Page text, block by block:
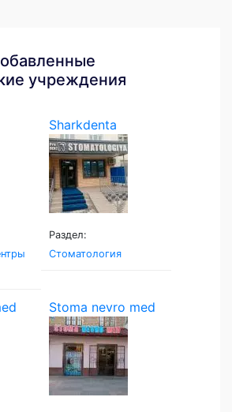
учреждения
Sharkdenta
Раздел:
Стоматология
Stoma nevro med